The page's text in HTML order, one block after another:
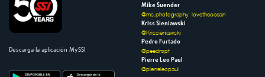
Descarga la aplicación MySSI
Mike Suender
@ms.photography_lovetheocean
Kriss Sieniawski
@Krissieniawski
Pedro Furtado
@peedropf
Pierre Leo Paul
@pierreleopaul